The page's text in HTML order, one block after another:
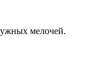
мелочей.